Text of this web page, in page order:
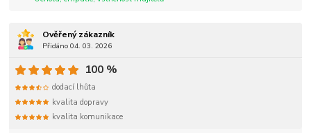
Ověřený zákazník
Přidáno 04. 03. 2026
100 %
dodací lhůta
kvalita dopravy
kvalita komunikace